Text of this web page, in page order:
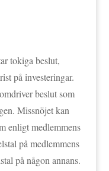
tokiga beslut,
på investeringar.
beslut som
Missnöjet kan
enligt medlemmens
på medlemmens
på någon annans.